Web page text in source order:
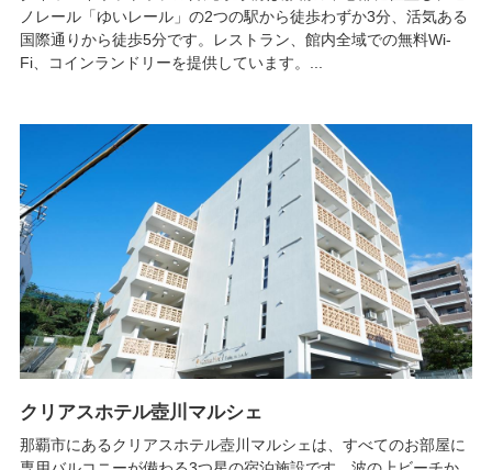
ノレール「ゆいレール」の2つの駅から徒歩わずか3分、活気ある
国際通りから徒歩5分です。レストラン、館内全域での無料Wi-
Fi、コインランドリーを提供しています。...
クリアスホテル壺川マルシェ
那覇市にあるクリアスホテル壺川マルシェは、すべてのお部屋に